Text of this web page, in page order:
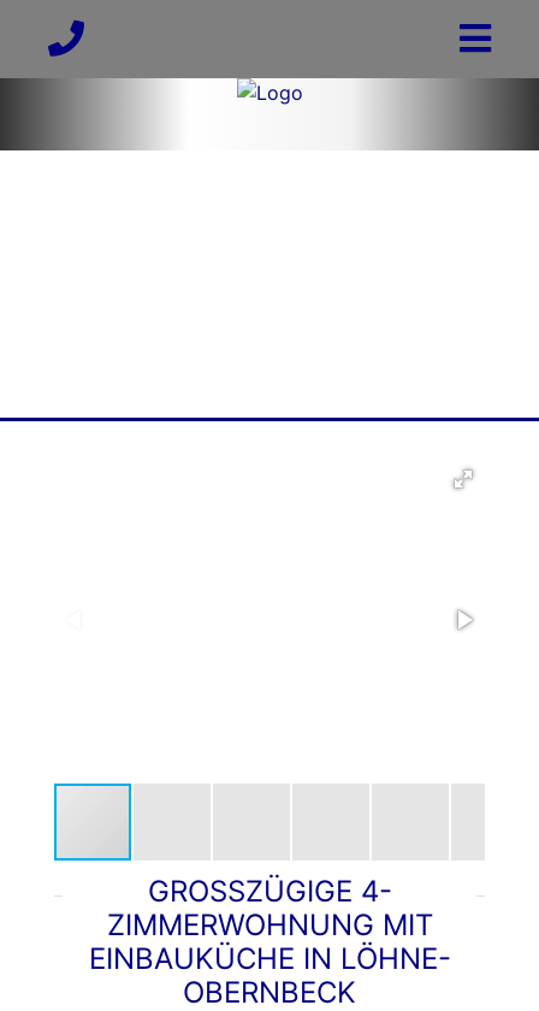
GROSSZÜGIGE 4-Z
IMMERWOHNUNG MIT E
INBAUKÜCHE IN LÖHNE-O
BERNBECK